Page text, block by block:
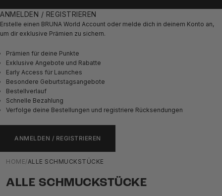
ANMELDEN / REGISTRIEREN
Erstelle einen BRUNA World Account oder melde dich in deinem Konto an,
um dir exklusive Prämien zu sichern.
Prämien für deine Punkte
Exklusive Angebote und Rabatte
Early Access für Launches
Besondere Geburtstagsangebote
Bestellverlauf
Schnelle Bezahlung
Verfolge deine Bestellungen und registriere Rücksendungen
ANMELDEN / REGISTRIEREN
HOME/ALLE SCHMUCKSTÜCKE
ALLE SCHMUCKSTÜCKE